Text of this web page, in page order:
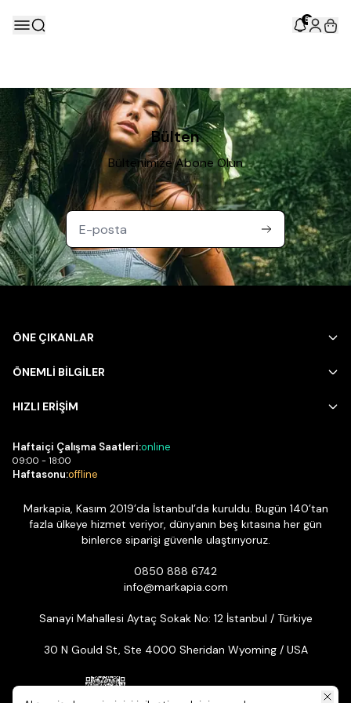
5
Bülten
Bültenimize Abone Olun
ÖNE ÇIKANLAR
ÖNEMLİ BİLGİLER
HIZLI ERİŞİM
Haftaiçi Çalışma Saatleri:online
09:00 - 18:00
Haftasonu:offline
Markapia, Kasım 2019’da İstanbul’da kuruldu. Bugün 140’tan
fazla ülkeye hizmet veriyor, dünyanın beş kıtasına her gün
binlerce siparişi güvenle ulaştırıyoruz.
0850 888 6742
info@markapia.com
Sanayi Mahallesi Aytaç Sokak No: 12 İstanbul / Türkiye
30 N Gould St, Ste 4000 Sheridan Wyoming / USA